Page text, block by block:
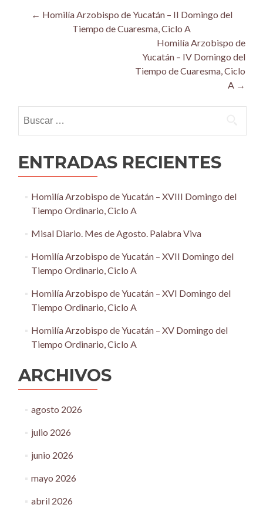
Post
navigation
← Homilía Arzobispo de Yucatán – II Domingo del
Tiempo de Cuaresma, Ciclo A
Homilía Arzobispo de
Yucatán – IV Domingo del
Tiempo de Cuaresma, Ciclo
A →
ENTRADAS RECIENTES
Homilía Arzobispo de Yucatán – XVIII Domingo del
Tiempo Ordinario, Ciclo A
Misal Diario. Mes de Agosto. Palabra Viva
Homilía Arzobispo de Yucatán – XVII Domingo del
Tiempo Ordinario, Ciclo A
Homilía Arzobispo de Yucatán – XVI Domingo del
Tiempo Ordinario, Ciclo A
Homilía Arzobispo de Yucatán – XV Domingo del
Tiempo Ordinario, Ciclo A
ARCHIVOS
agosto 2026
julio 2026
junio 2026
mayo 2026
abril 2026